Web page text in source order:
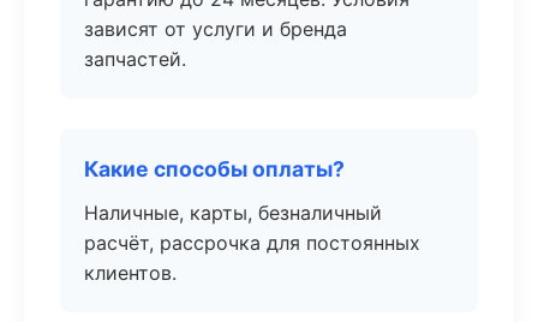
зависят от услуги и бренда
запчастей.
Какие способы оплаты?
Наличные, карты, безналичный
расчёт, рассрочка для постоянных
клиентов.